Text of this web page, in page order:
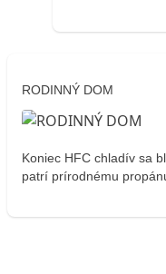
RODINNÝ DOM
Koniec HFC chladív sa
patrí prírodnému